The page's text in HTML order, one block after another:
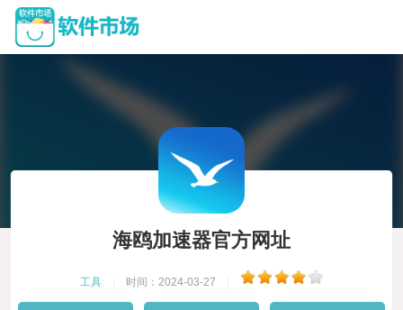
海鸥加速器官方网址
工具 时间：2024-03-27